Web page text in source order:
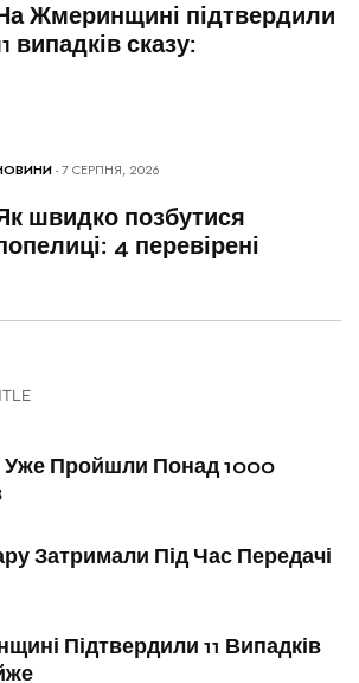
Жмеринщині підтвердили
випадків сказу:
- 7 СЕРПНЯ, 2026
швидко позбутися
4 перевірені
Уже Пройшли Понад 1000
Затримали Під Час Передачі
Підтвердили 11 Випадків